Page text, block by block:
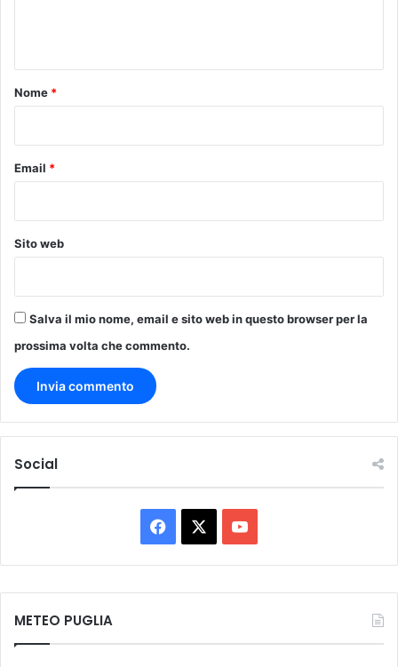
o
Nome *
Email *
Sito web
Salva il mio nome, email e sito web in questo browser per la
prossima volta che commento.
Social
Facebook You
Tube
METEO PUGLIA